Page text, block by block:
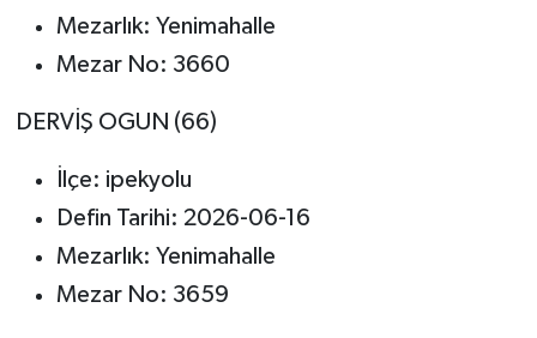
Mezarlık: Yenimahalle
Mezar No: 3660
DERVİŞ OGUN (66)
İlçe: ipekyolu
Defin Tarihi: 2026-06-16
Mezarlık: Yenimahalle
Mezar No: 3659